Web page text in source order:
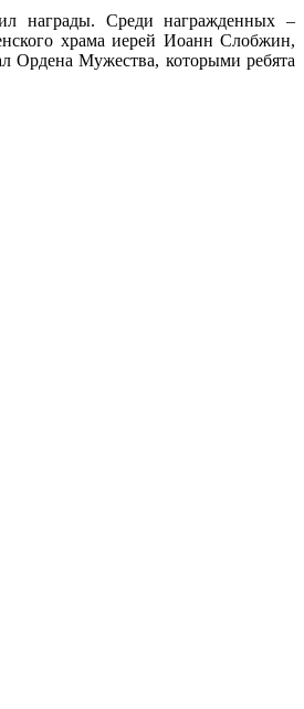
награды. Среди награжденных –
храма иерей Иоанн Слобжин,
Ордена Мужества, которыми ребята